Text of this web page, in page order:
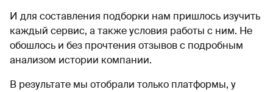
И для составления подборки нам пришлось изучить
каждый сервис, а также условия работы с ним. Не
обошлось и без прочтения отзывов с подробным
анализом истории компании.
В результате мы отобрали только платформы, у